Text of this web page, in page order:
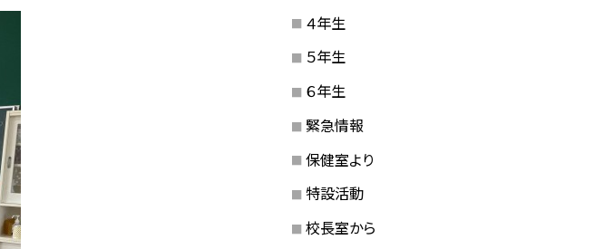
４年生
５年生
６年生
緊急情報
保健室より
特設活動
校長室から